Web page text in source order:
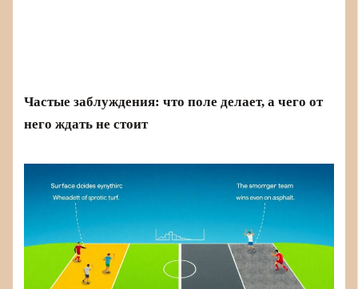
Частые заблуждения: что поле делает, а чего от
него ждать не стоит